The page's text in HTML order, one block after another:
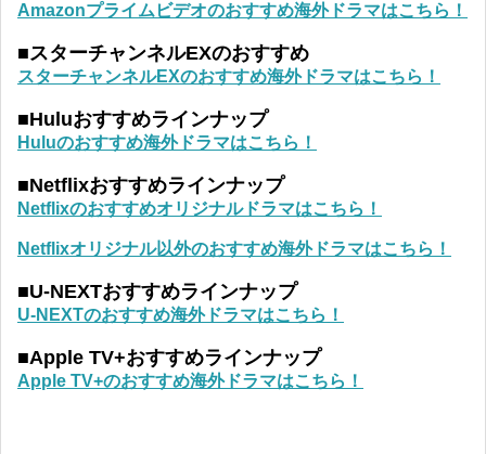
Amazonプライムビデオのおすすめ海外ドラマはこちら！
■スターチャンネルEXのおすすめ
スターチャンネルEXのおすすめ海外ドラマはこちら！
■Huluおすすめラインナップ
Huluのおすすめ海外ドラマはこちら！
■Netflixおすすめラインナップ
Netflixのおすすめオリジナルドラマはこちら！
Netflixオリジナル以外のおすすめ海外ドラマはこちら！
■U-NEXTおすすめラインナップ
U-NEXTのおすすめ海外ドラマはこちら！
■Apple TV+おすすめラインナップ
Apple TV+のおすすめ海外ドラマはこちら！